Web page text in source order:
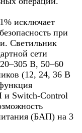
исключает
при
Светильник
сети
В, 50–60
(12, 24, 36 В
и Switch-Control
(БАП) на 3